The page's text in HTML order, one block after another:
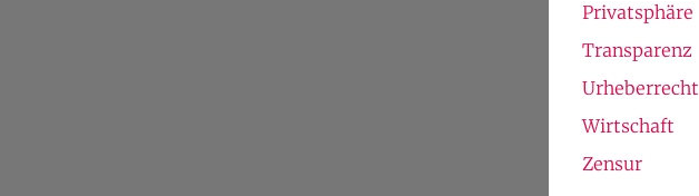
Privatsphäre
Transparenz
Urheberrecht
Wirtschaft
Zensur